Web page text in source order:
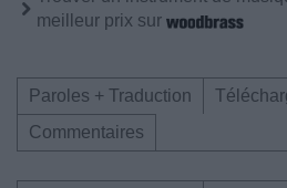
meilleur prix sur
Paroles + Traduction
Commentaires